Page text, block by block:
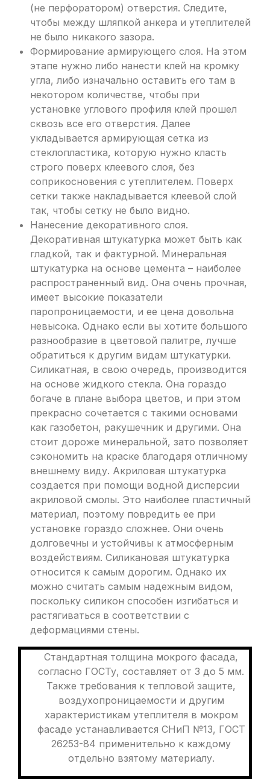
(не перфоратором) отверстия. Следите,
чтобы между шляпкой анкера и утеплителей
не было никакого зазора.
Формирование армирующего слоя. На этом
этапе нужно либо нанести клей на кромку
угла, либо изначально оставить его там в
некотором количестве, чтобы при
установке углового профиля клей прошел
сквозь все его отверстия. Далее
укладывается армирующая сетка из
стеклопластика, которую нужно класть
строго поверх клеевого слоя, без
соприкосновения с утеплителем. Поверх
сетки также накладывается клеевой слой
так, чтобы сетку не было видно.
Нанесение декоративного слоя.
Декоративная штукатурка может быть как
гладкой, так и фактурной. Минеральная
штукатурка на основе цемента – наиболее
распространенный вид. Она очень прочная,
имеет высокие показатели
паропроницаемости, и ее цена довольна
невысока. Однако если вы хотите большого
разнообразие в цветовой палитре, лучше
обратиться к другим видам штукатурки.
Силикатная, в свою очередь, производится
на основе жидкого стекла. Она гораздо
богаче в плане выбора цветов, и при этом
прекрасно сочетается с такими основами
как газобетон, ракушечник и другими. Она
стоит дороже минеральной, зато позволяет
сэкономить на краске благодаря отличному
внешнему виду. Акриловая штукатурка
создается при помощи водной дисперсии
акриловой смолы. Это наиболее пластичный
материал, поэтому повредить ее при
установке гораздо сложнее. Они очень
долговечны и устойчивы к атмосферным
воздействиям. Силикановая штукатурка
относится к самым дорогим. Однако их
можно считать самым надежным видом,
поскольку силикон способен изгибаться и
растягиваться в соответствии с
деформациями стены.
Стандартная толщина мокрого фасада,
согласно ГОСТу, составляет от 3 до 5 мм.
Также требования к тепловой защите,
воздухопроницаемости и другим
характеристикам утеплителя в мокром
фасаде устанавливается СНиП №13, ГОСТ
26253-84 применительно к каждому
отдельно взятому материалу.